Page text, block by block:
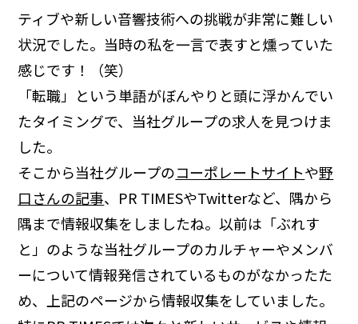
ティブや新しい音響技術への挑戦が非常に難しい
状況でした。当時の私を一言で表すと燻っていた
感じです！（笑）
「転職」という単語がぼんやりと頭に浮かんでい
たタイミングで、当社グループの求人を見つけま
した。
そこから当社グループのコーポレートサイトや野
口さんの記事、PR TIMESやTwitterなど、隅から
隅まで情報収集をしましたね。以前は「ぶれす
と」のような当社グループのカルチャーやメンバ
ーについて情報発信されているものがなかったた
め、上記のページから情報収集をしていました。